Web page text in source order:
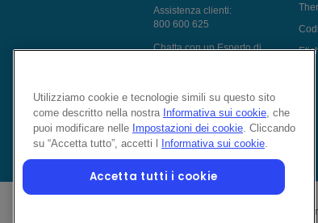
Assistenza clienti:
800 600 625
Chatta con un Esperto di
Follow Us On
Utilizziamo cookie e tecnologie simili su questo sito
come descritto nella nostra Informativa sui cookie, che
puoi modificare nelle Impostazioni dei cookie. Cliccando
su “Accetta tutto”, accetti l
Informativa sui cookie.
Accetta tutti i cookie